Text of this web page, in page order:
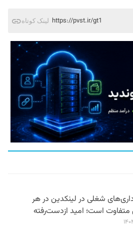
لینک کوتاه https://pvst.ir/gt1
شغلی در لینکدین در هر
است؛ امید ازدست‌رفته